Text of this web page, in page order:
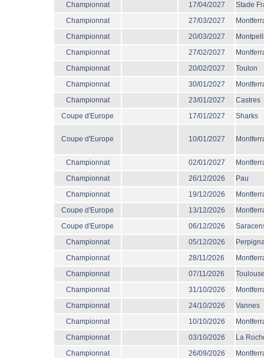
Championnat
17/04/2027
Stade
Championnat
27/03/2027
Championnat
20/03/2027
Championnat
27/02/2027
Championnat
20/02/2027
Toulon
Championnat
30/01/2027
Championnat
23/01/2027
Castres
Coupe d'Europe
17/01/2027 Sharks
Coupe d'Europe 10/01/2027
Championnat 02/01/2027
Championnat
26/12/2026
Pau
Championnat
19/12/2026
Coupe d'Europe
13/12/2026
Coupe d'Europe
06/12/2026
Championnat
05/12/2026
Championnat
28/11/2026
Championnat
07/11/2026
Championnat
31/10/2026
Championnat
24/10/2026
Vannes
Championnat
10/10/2026
Championnat
03/10/2026
La
Championnat
26/09/2026